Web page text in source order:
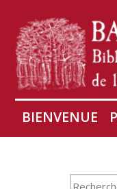
BIENVENUE
AIRES